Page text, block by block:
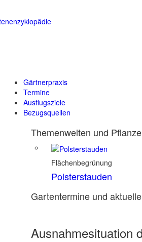
Themenwelten und
Flächenbegrünung
Polsterstauden
Gärtnerpraxis
Termine
Gartentermine und
Ausnahmesituation
Ausflugsziele
Bezugsquellen